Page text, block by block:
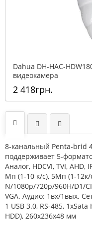
Dahua DH-HAC-
видеокамера
2 418грн.
8-канальный Penta-brid
поддерживает 5-
Аналог, HDCVI, TVI,
Мп (1-10 к/с), 5Mп (1-
N/1080p/720p/960H/D1/
VGA. Аудио: 1вх/1вых.
1 USB 3.0, RS-485,
HDD), 260х236х48 мм